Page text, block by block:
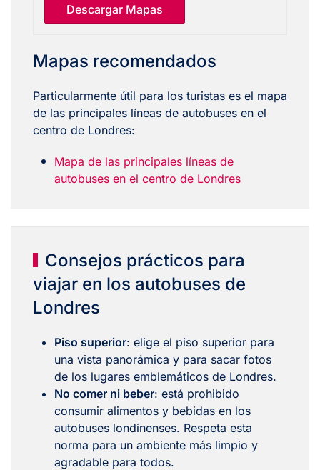
Descargar Mapas
Mapas recomendados
Particularmente útil para los turistas es el mapa
de las principales líneas de autobuses en el
centro de Londres:
Mapa de las principales líneas de
autobuses en el centro de Londres
Consejos prácticos para
viajar en los autobuses de
Londres
Piso superior: elige el piso superior para
una vista panorámica y para sacar fotos
de los lugares emblemáticos de Londres.
No comer ni beber: está prohibido
consumir alimentos y bebidas en los
autobuses londinenses. Respeta esta
norma para un ambiente más limpio y
agradable para todos.